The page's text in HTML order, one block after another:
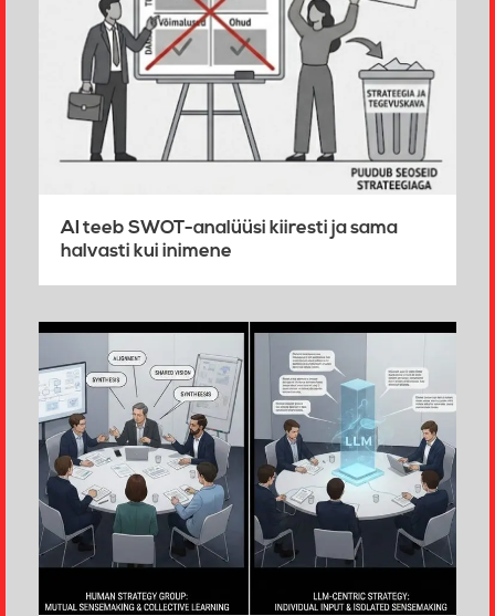
AI teeb SWOT-analüüsi kiiresti ja sama
halvasti kui inimene